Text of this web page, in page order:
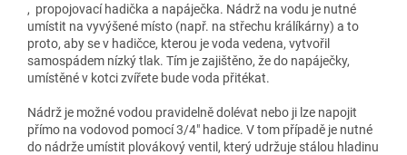
, propojovací hadička a napáječka. Nádrž na vodu je nutné
umístit na vyvýšené místo (např. na střechu králíkárny) a to
proto, aby se v hadičce, kterou je voda vedena, vytvořil
samospádem nízký tlak. Tím je zajištěno, že do napáječky,
umístěné v kotci zvířete bude voda přitékat.
Nádrž je možné vodou pravidelně dolévat nebo ji lze napojit
přímo na vodovod pomocí 3/4" hadice. V tom případě je nutné
do nádrže umístit plovákový ventil, který udržuje stálou hladinu